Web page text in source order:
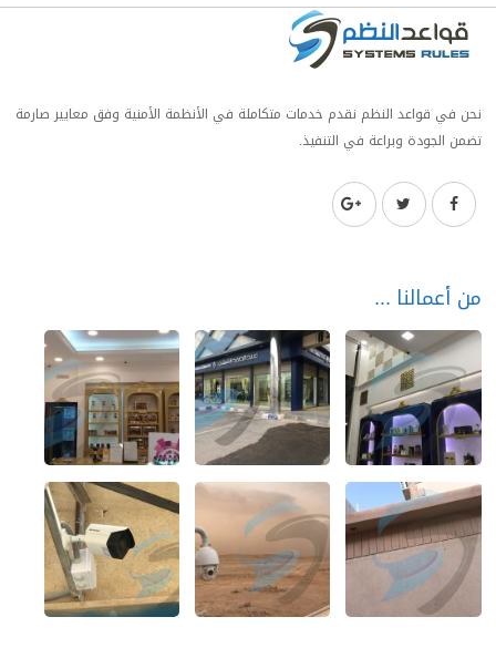
نحن في قواعد النظم نقدم خدمات متكاملة في الأنظمة الأمنية وفق معايير صارمة
تضمن الجودة وبراعة في التنفيذ.
من أعمالنا